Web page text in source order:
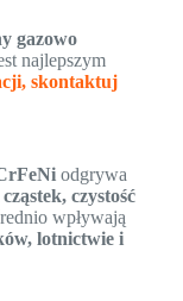
gazowo
najlepszym
skontaktuj
odgrywa
czystość
wpływają
lotnictwie i